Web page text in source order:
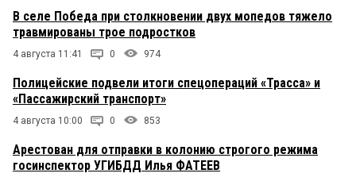
В селе Победа при столкновении двух мопедов тяжело
травмированы трое подростков
4 августа 11:41 0 974
Полицейские подвели итоги спецопераций «Трасса» и
«Пассажирский транспорт»
4 августа 10:00 0 853
Арестован для отправки в колонию строгого режима
госинспектор УГИБДД Илья ФАТЕЕВ